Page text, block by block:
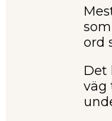
ord
Det
väg